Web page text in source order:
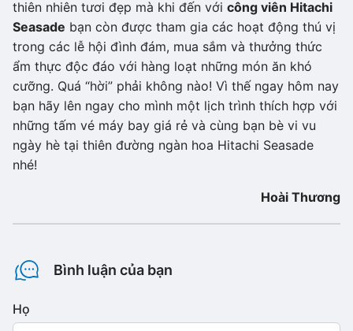
thiên nhiên tươi đẹp mà khi đến với công viên Hitachi
Seasade bạn còn được tham gia các hoạt động thú vị
trong các lễ hội đình đám, mua sắm và thưởng thức
ẩm thực độc đáo với hàng loạt những món ăn khó
cưỡng. Quá “hời” phải không nào! Vì thế ngay hôm nay
bạn hãy lên ngay cho mình một lịch trình thích hợp với
những tấm vé máy bay giá rẻ và cùng bạn bè vi vu
ngày hè tại thiên đường ngàn hoa Hitachi Seasade
nhé!
Hoài Thương
Bình luận của bạn
Họ